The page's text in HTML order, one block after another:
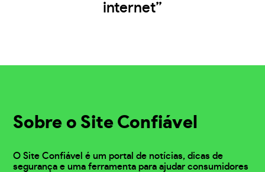
internet”
Sobre o Site Confiável
O Site Confiável é um portal de notícias, dicas de
segurança e uma ferramenta para ajudar consumidores